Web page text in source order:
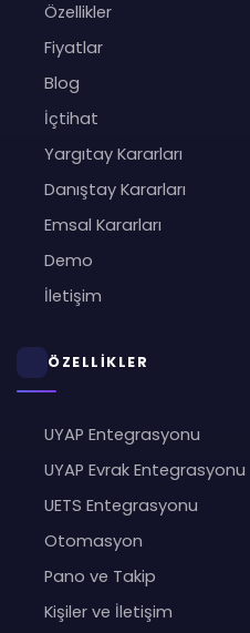
Özellikler
Fiyatlar
Blog
İçtihat
Yargıtay Kararları
Danıştay Kararları
Emsal Kararları
Demo
İletişim
ÖZELLİKLER
UYAP Entegrasyonu
UYAP Evrak Entegrasyonu
UETS Entegrasyonu
Otomasyon
Pano ve Takip
Kişiler ve İletişim